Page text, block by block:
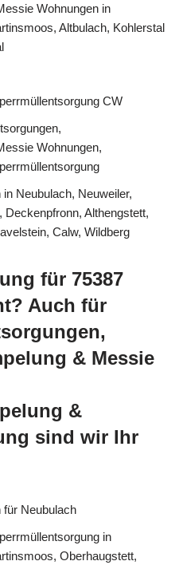
Wohnungen in
Altbulach, Kohlerstal
CW
Wohnungen,
Neubulach, Neuweiler,
Althengstett,
Calw, Wildberg
für 75387
Auch für
& Messie
&
sind wir Ihr
für Neubulach
in
Oberhaugstett,